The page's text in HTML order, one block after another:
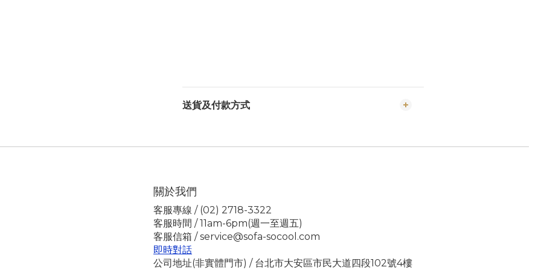
送貨及付款方式
關於我們
客服專線 / (02) 2718-3322
客服時間 / 11am-6pm(週一至週五)
客服信箱 / service@sofa-socool.com
即時對話
公司地址(非實體門市) / 台北市大安區市民大道四段102號4樓